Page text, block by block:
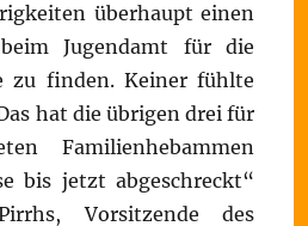
überhaupt einen
Jugendamt für die
zu finden. Keiner fühlte
hat die übrigen drei für
Familienhebammen
bis jetzt abgeschreckt“
Vorsitzende des